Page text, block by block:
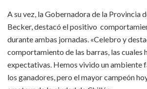
A su vez, la Gobernadora de la Provincia
Becker, destacó el positivo
durante ambas jornadas. «Celebro y
comportamiento de las barras, las cuales
expectativas. Hemos vivido un ambiente
los ganadores, pero el mayor campeón